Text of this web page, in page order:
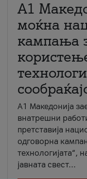
A1
моќна
кампања
A1 Македонија
внатрешни
претставија
одговорна
технологијата“,
јавната свест...